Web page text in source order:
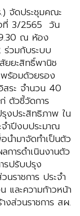
จัดประชุมคณะ
ที่ 3/2565 วัน
ณ ห้อง
ร่วมกับระบบ
ยะสิทธิ์พานิช
พร้อมด้วยรอง
สระ จำนวน 40
ตัวชี้วัดการ
งประสิทธิภาพ ใน
จำปีงบประมาณ
ำมาจัดทำเป็นตัว
การดำเนินงานตัว
รปรับปรุง
นราชการ ประจำ
ละความก้าวหน้า
งส่วนราชการ สผ.